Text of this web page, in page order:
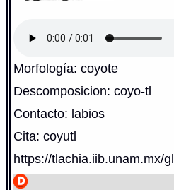
Morfología: coyote
Descomposicion: coyo-tl
Contacto: labios
Cita: coyutl
https://tlachia.iib.unam.mx/